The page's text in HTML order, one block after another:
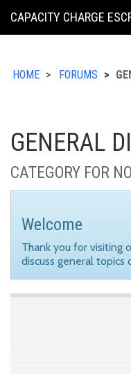
KING
CAPACITY CHARGE
HOME FORUMS
GENERAL
CATEGORY FOR
Welcome
Thank you for visiting
discuss general